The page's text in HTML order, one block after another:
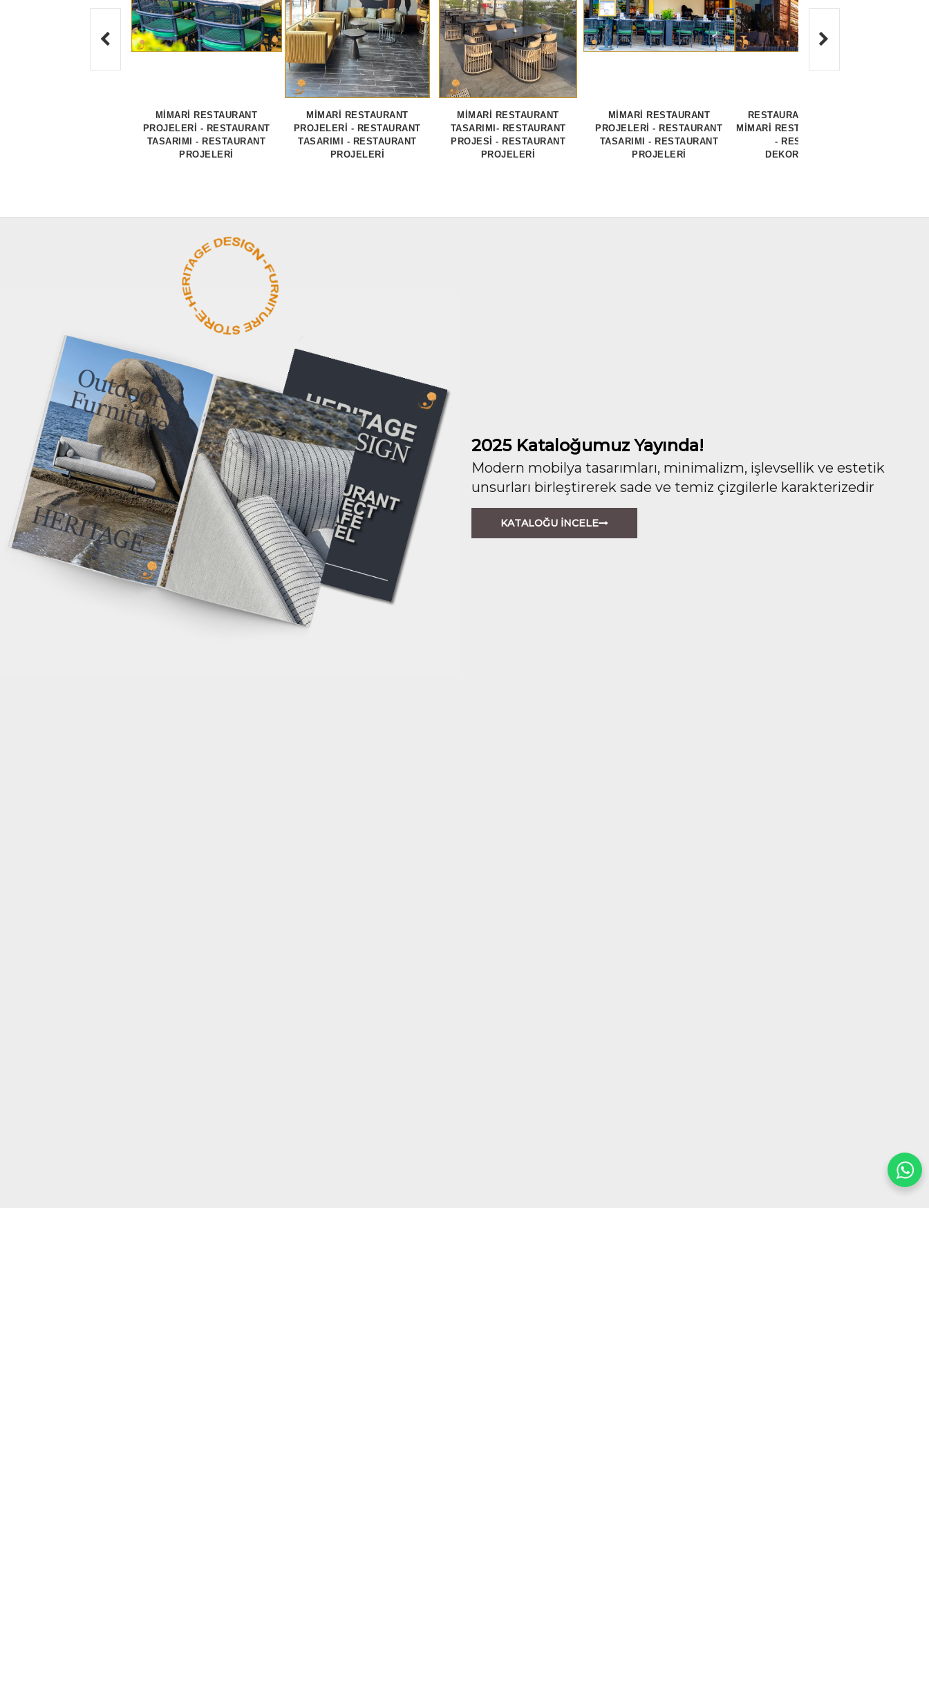
MİMARİ RESTAURANT
PROJELERİ - RESTAURANT
TASARIMI - RESTAURANT
PROJELERİ
MİMARİ RESTAURANT
PROJELERİ - RESTAURANT
TASARIMI - RESTAURANT
PROJELERİ
MİMARİ RESTAURANT
TASARIMI- RESTAURANT
PROJESİ - RESTAURANT
PROJELERİ
MİMARİ RESTAURANT
PROJELERİ - RESTAURANT
TASARIMI - RESTAURANT
PROJELERİ
RESTAURANT PROJELERİ-
MİMARİ RESTAURANT PROJESİ
- RESTAURANT
DEKORASYONLARI
2025 Kataloğumuz Yayında!
Modern mobilya tasarımları, minimalizm, işlevsellik ve estetik
unsurları birleştirerek sade ve temiz çizgilerle karakterizedir
KATALOĞU İNCELE